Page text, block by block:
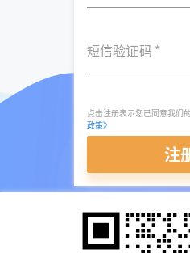
短信验证码 *
点击注册表示您已同意我们
政策》
注